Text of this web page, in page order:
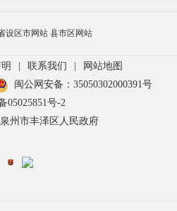
设区市网站 县市区网站
| 联系我们 |
网站地图
闽公网安备：35050302000391号
05025851号-2
州市丰泽区人民政府